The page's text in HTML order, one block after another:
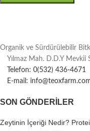
Organik ve Sürdürülebilir
Yılmaz Mah. D.D.Y
Telefon: 0(532) 436-4671
E-mail:
SON GÖNDERILER
Zeytinin İçeriği Nedir?